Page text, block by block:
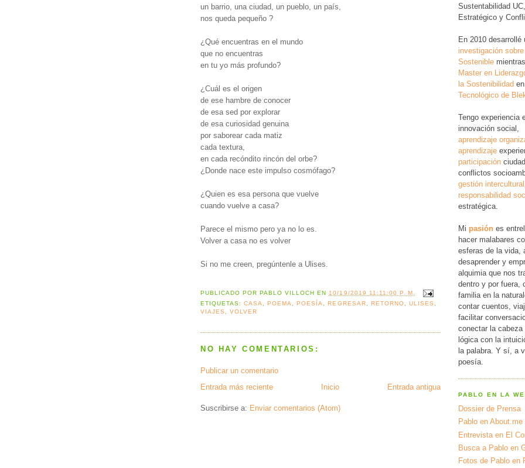
un barrio, una ciudad, un pueblo, un país,
nos queda pequeño ?
¿Qué encuentras en el mundo
que no encuentras
en tu yo más profundo?
¿Cuál es el origen
de ese hambre de conocer
de esa sed por explorar
de esa curiosidad genuina
por saborear cada matiz
cada textura,
en cada recóndito rincón del orbe?
¿Donde nace este impulso cosmófago?
¿Quien es esa persona que vuelve
cuando vuelve a casa?
Parece el mismo pero ya no lo es.
Volver a casa no es volver
Si no me creen, pregúntenle a Ulises.
PUBLICADO POR PABLO VILLOCH EN10/19/2019 11:11:00 P. M.
ETIQUETAS:CASA, POEMA, POESÍA, REGRESAR, RETORNO, ULISES ,
VIAJES ,VOLVER
NO HAY COMENTARIOS:
Publicar un comentario
Entrada más reciente
Entrada antigua
Inicio
Suscribirse a: Enviar comentarios (Atom)
Sustentabilidad
Estratégico y
En 2010 desarrollé
investigación
Sostenible
Master en
la Sostenibilidad
Tecnológico de
Tengo experiencia
innovación social,
aprendizaje
aprendizaje
participación
conflictos
gestión intercultural
responsabilidad
estratégica.
Mi pasión es
hacer malabares
esferas de la vida,
desaprender y
alquimia que nos
dentro y por fuera,
familia en la
contar cuentos,
facilitar
conectar la
lógica con la
la palabra. Y sí, a
poesía.
PABLO EN LA
Dossier de Prensa
Pablo en About.me
Entrevista en El
Busca a Pablo en
Fotos de Pablo en